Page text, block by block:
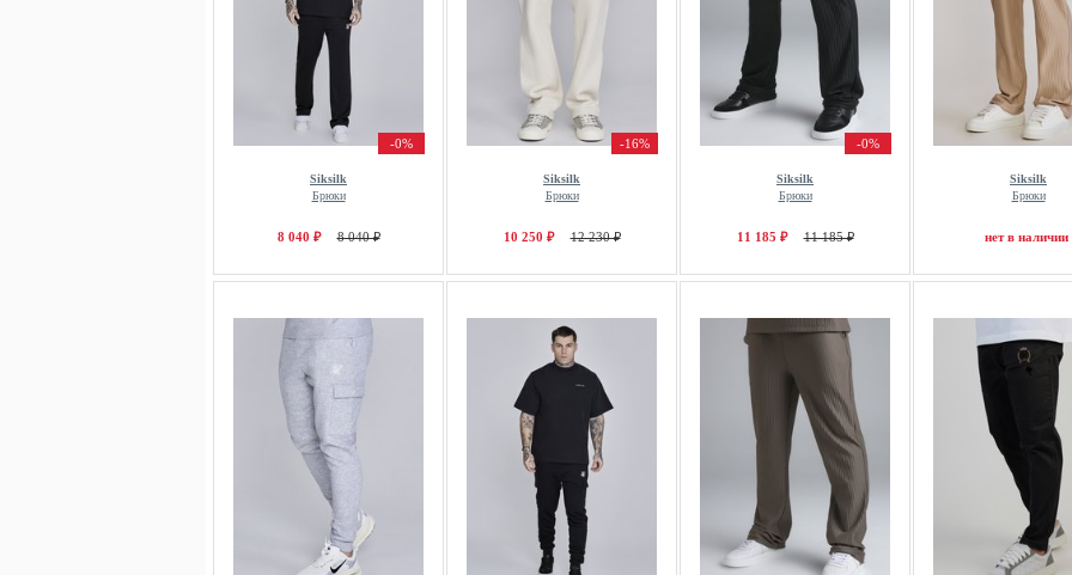
-0%
Siksilk
Брюки
8 040 ₽ 8 040 ₽
-16%
Siksilk
Брюки
10 250 ₽ 12 230 ₽
-0%
Siksilk
Брюки
11 185 ₽ 11 185 ₽
Siksilk
Брюки
нет в наличии